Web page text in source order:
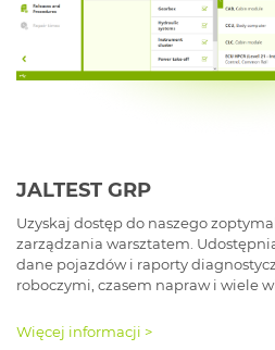
JALTEST GRP
Uzyskaj dostęp do naszego
zarządzania warsztatem.
dane pojazdów i raporty
roboczymi, czasem napraw i wiele
Więcej informacji >